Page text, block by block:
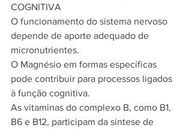
COGNITIVA
O funcionamento do sistema nervoso
depende de aporte adequado de
micronutrientes.
O Magnésio em formas específicas
pode contribuir para processos ligados
à função cognitiva.
As vitaminas do complexo B, como B1,
B6 e B12, participam da síntese de